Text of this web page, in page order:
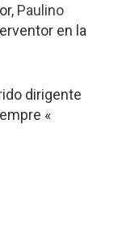
Paulino
en la
dirigente
«